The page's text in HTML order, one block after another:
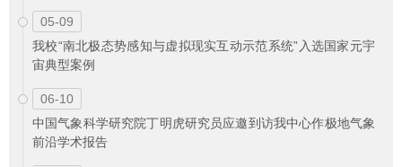
05-09
我校“南北极态势感知与虚拟现实互动示范系统”入选国家元宇
宙典型案例
06-10
中国气象科学研究院丁明虎研究员应邀到访我中心作极地气象
前沿学术报告